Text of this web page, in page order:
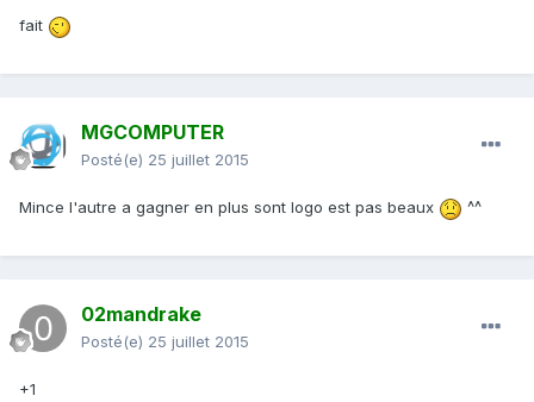
fait
MGCOMPUTER
Posté(e) 25 juillet 2015
Mince l'autre a gagner en plus sont logo est pas beaux ^^
02mandrake
Posté(e) 25 juillet 2015
+1